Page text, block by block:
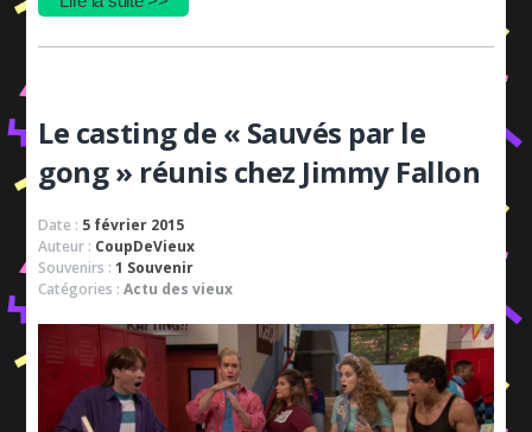
Le casting de « Sauvés par le
gong » réunis chez Jimmy Fallon
Date : 5 février 2015
Auteur : CoupDeVieux
Souvenirs :1 Souvenir
Catégories :Actu des vieux